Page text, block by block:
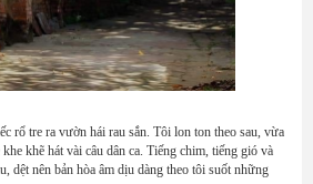
rổ tre ra vườn hái rau sắn. Tôi lon ton theo sau, vừa
khẽ hát vài câu dân ca. Tiếng chim, tiếng gió và
dệt nên bản hòa âm dịu dàng theo tôi suốt những